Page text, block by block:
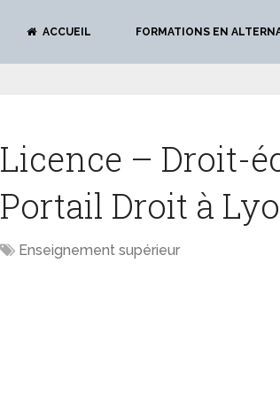
ACCUEIL FORMATIONS EN
Licence – Droit-
Portail Droit à
Enseignement supérieur